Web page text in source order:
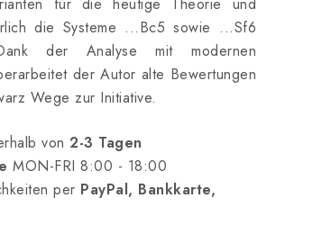
die Systeme ...Bc5 sowie ...Sf6
der Analyse mit modernen
der Autor alte Bewertungen
Wege zur Initiative.
von 2-3 Tagen
MON-FRI 8:00 - 18:00
per PayPal, Bankkarte,